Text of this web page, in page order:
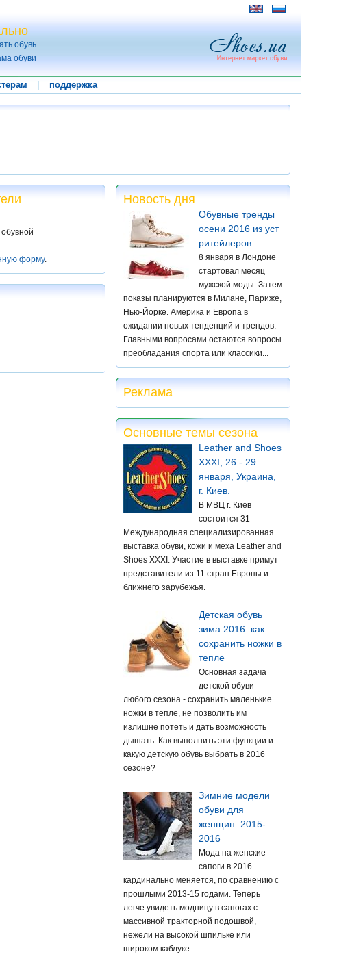
обувь
обуви
поддержка
форму.
Новость дня
Обувные тренды
осени 2016 из уст
ритейлеров
8 января в Лондоне
стартовал месяц
мужской моды. Затем
показы планируются в Милане, Париже,
Нью-Йорке. Америка и Европа в
ожидании новых тенденций и трендов.
Главными вопросами остаются вопросы
преобладания спорта или классики...
Реклама
Основные темы сезона
Leather and Shoes
XXXI, 26 - 29
января, Украина,
г. Киев.
В МВЦ г. Киев
состоится 31
Международная специализированная
выставка обуви, кожи и меха Leather and
Shoes XXXI. Участие в выставке примут
представители из 11 стран Европы и
ближнего зарубежья.
Детская обувь
зима 2016: как
сохранить ножки в
тепле
Основная задача
детской обуви
любого сезона - сохранить маленькие
ножки в тепле, не позволить им
излишне потеть и дать возможность
дышать. Как выполнить эти функции и
какую детскую обувь выбрать в 2016
сезоне?
Зимние модели
обуви для
женщин: 2015-
2016
Мода на женские
сапоги в 2016
кардинально меняется, по сравнению с
прошлыми 2013-15 годами. Теперь
легче увидеть модницу в сапогах с
массивной тракторной подошвой,
нежели на высокой шпильке или
широком каблуке.